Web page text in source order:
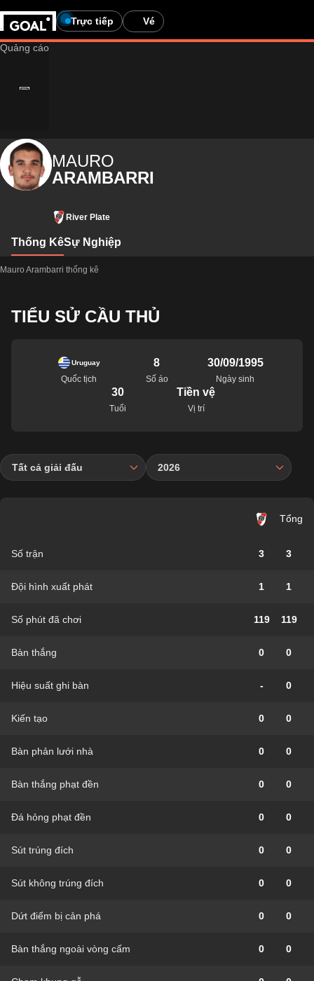
Trực tiếp Vé
MAURO
ARAMBARRI
River Plate
Thống KêSự Nghiệp
Mauro Arambarri thống kê
TIỂU SỬ CẦU THỦ
Uruguay
Quốc tịch
8
Số áo
30/09/1995
Ngày sinh
30
Tuổi
Tiền vệ
Vị trí
Tất cả giải đấu 2026
Tổng
Số trận 3 3
Đội hình xuất phát 1 1
Số phút đã chơi 119 119
Bàn thắng 0 0
Hiệu suất ghi bàn - 0
Kiến tạo 0 0
Bàn phản lưới nhà 0 0
Bàn thắng phạt đền 0 0
Đá hỏng phạt đền 0 0
Sút trúng đích 0 0
Sút không trúng đích 0 0
Dứt điểm bị cản phá 0 0
Bàn thắng ngoài vòng cấm 0 0